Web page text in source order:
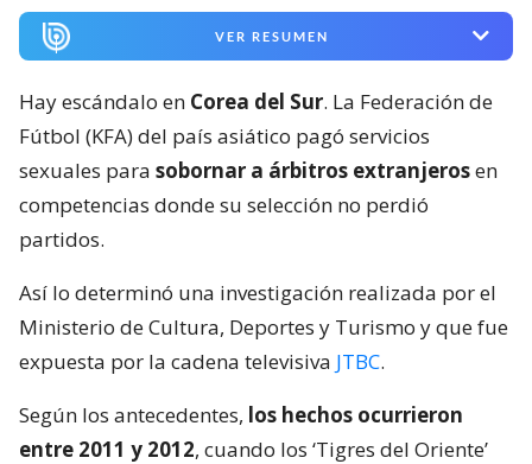
VER RESUMEN
Hay escándalo en Corea del Sur. La Federación de
Fútbol (KFA) del país asiático pagó servicios
sexuales para sobornar a árbitros extranjerosen
competencias donde su selección no perdió
partidos.
Así lo determinó una investigación realizada por el
Ministerio de Cultura, Deportes y Turismo y que fue
expuesta por la cadena televisiva JTBC.
Según los antecedentes, los hechos ocurrieron
entre 2011 y 2012, cuando los ‘Tigres del Oriente’